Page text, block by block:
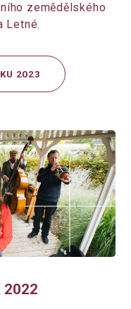
zemědělského
Letné.
2023
2022